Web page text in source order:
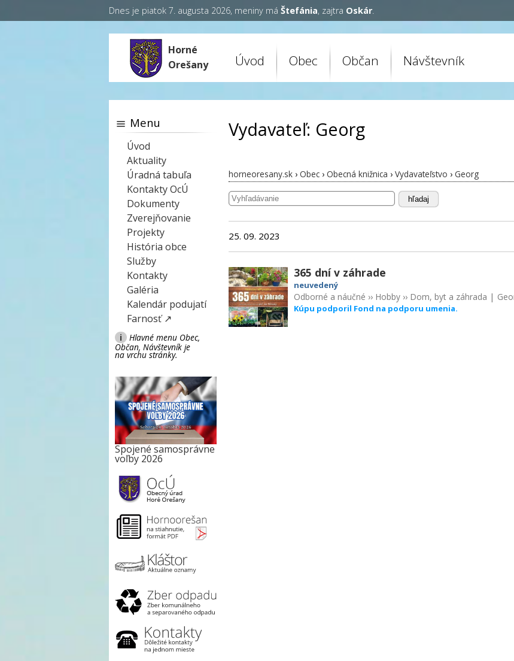
Dnes je piatok 7. augusta 2026, meniny má Štefánia, zajtra Oskár.
Horné
Orešany
Úvod Obec Občan Návštevník
Vydavateľ: Georg
horneoresany.sk › Obec › Obecná knižnica › Vydavateľstvo › Georg
hľadaj
25. 09. 2023
365 dní v záhrade
neuvedený
Odborné a náučné ›› Hobby›› Dom, byt a záhrada |
Kúpu podporil Fond na podporu umenia.
Menu
Úvod
Aktuality
Úradná tabuľa
Kontakty OcÚ
Dokumenty
Zverejňovanie
Projekty
História obce
Služby
Kontakty
Galéria
Kalendár podujatí
Farnosť ↗
i
Hlavné menu Obec,
Občan, Návštevník je
na vrchu stránky.
Spojené samosprávne
voľby 2026